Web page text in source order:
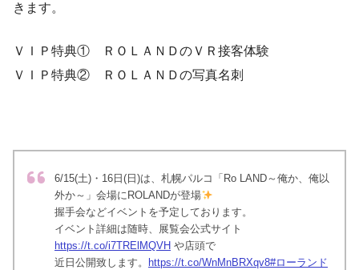
きます。
ＶＩＰ特典① ＲＯＬＡＮＤのＶＲ接客体験
ＶＩＰ特典② ＲＯＬＡＮＤの写真名刺
6/15(土)・16日(日)は、札幌パルコ「Ro LAND～俺か、俺以
外か～」会場にROLANDが登場
握手会などイベントを予定しております。
イベント詳細は随時、展覧会公式サイト
https://t.co/i7TRElMQVH や店頭で
近日公開致します。
https://t.co/WnMnBRXqv8#ローランド